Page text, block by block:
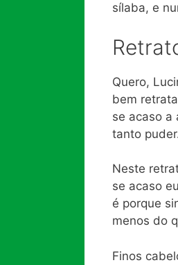
sílaba, e
Quero,
bem
se acaso a
tanto
Neste
se acaso
é porque
menos do
Finos